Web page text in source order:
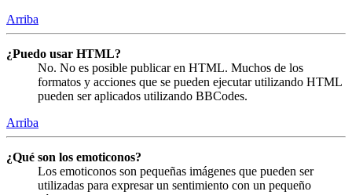
Arriba
¿Puedo usar HTML?
No. No es posible publicar en HTML. Muchos de los
formatos y acciones que se pueden ejecutar utilizando HTML
pueden ser aplicados utilizando BBCodes.
Arriba
¿Qué son los emoticonos?
Los emoticonos son pequeñas imágenes que pueden ser
utilizadas para expresar un sentimiento con un pequeño